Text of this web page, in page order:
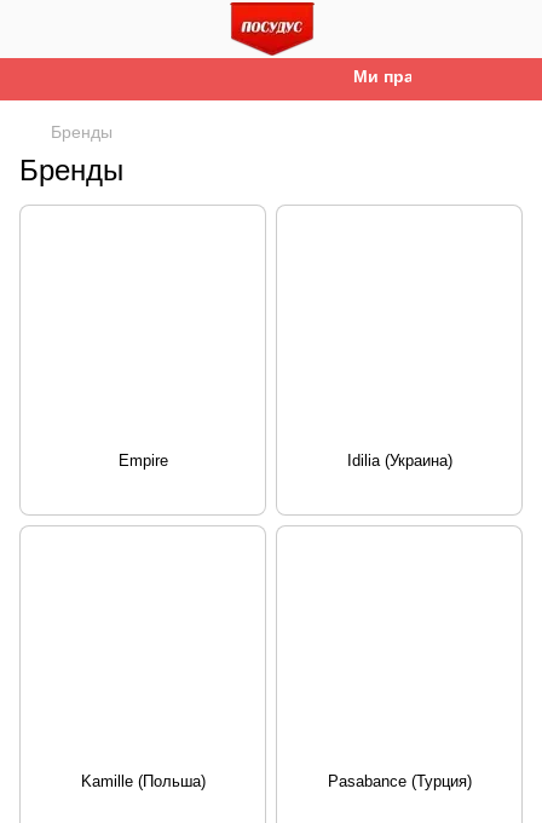
Ми працюємо. Все буде
Бренды
Бренды
Empire Idilia (Украина)
Kamille (Польша) Pasabance (Турция)